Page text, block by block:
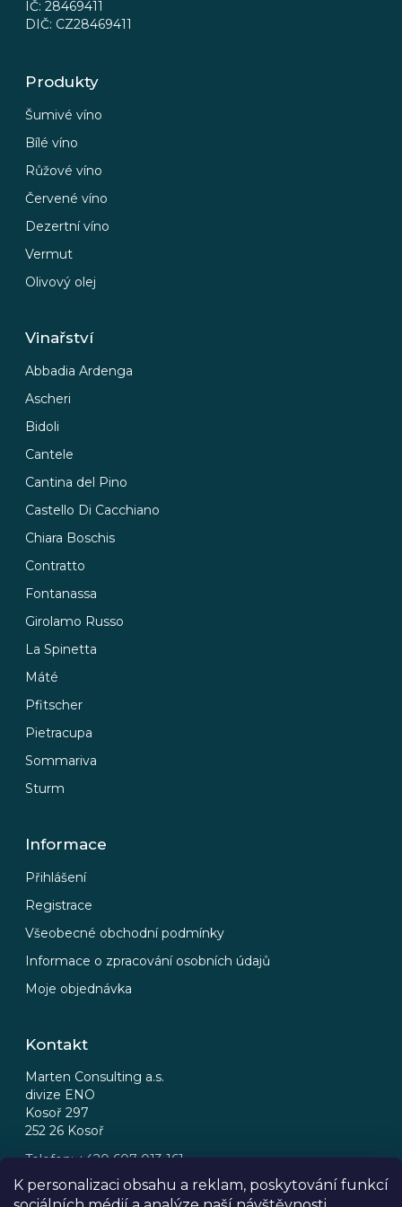
K personalizaci obsahu a reklam, poskytování funkcí
IČ: 28469411
DIČ: CZ28469411
Produkty
Šumivé víno
Bílé víno
Růžové víno
Červené víno
Dezertní víno
Vermut
Olivový olej
Vinařství
Abbadia Ardenga
Ascheri
Bidoli
Cantele
Cantina del Pino
Castello Di Cacchiano
Chiara Boschis
Contratto
Fontanassa
Girolamo Russo
La Spinetta
Máté
Pfitscher
Pietracupa
Sommariva
Sturm
Informace
Přihlášení
Registrace
Všeobecné obchodní podmínky
Informace o zpracování osobních údajů
Moje objednávka
Kontakt
Marten Consulting a.s.
divize ENO
Kosoř 297
252 26 Kosoř
Telefon: +420 607 013 161
Email: eno@eno.cz